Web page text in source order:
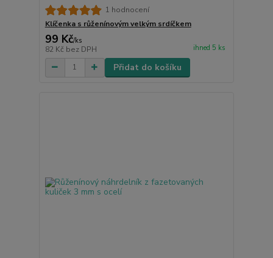
1 hodnocení
Klíčenka s růženínovým velkým srdíčkem
99 Kč/ks
82 Kč bez DPH ihned 5 ks
Přidat do košíku